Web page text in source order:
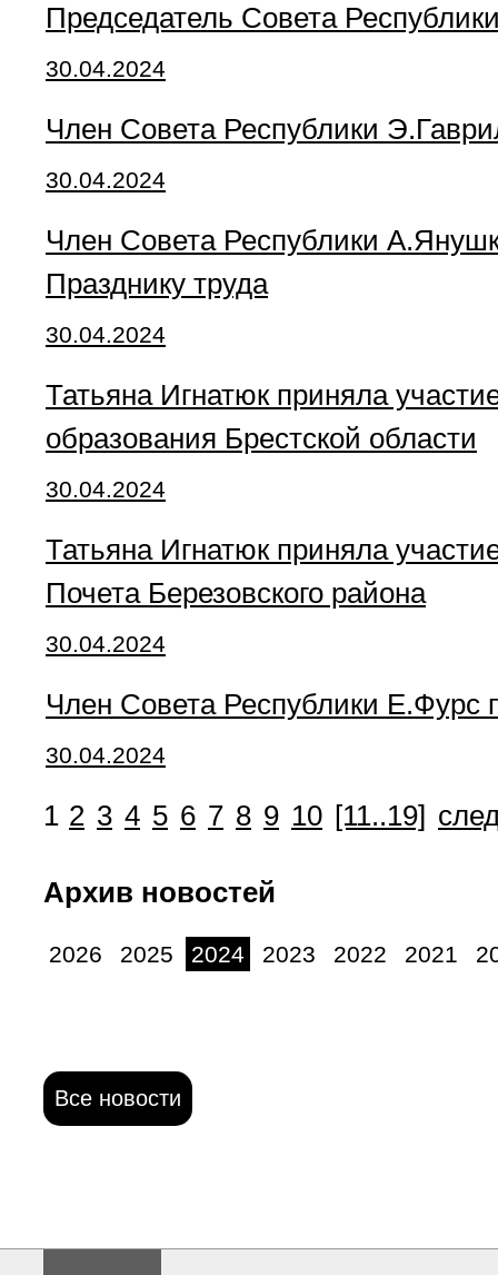
Председатель Совета
30.04.2024
Член Совета Республики
30.04.2024
Член Совета Республики
Празднику труда
30.04.2024
Татьяна Игнатюк приняла
образования Брестской области
30.04.2024
Татьяна Игнатюк приняла
Почета Березовского района
30.04.2024
Член Совета Республики Е.Фурс
30.04.2024
1 2 3 4 5 6 7 8 9 10 [11..19]
Архив новостей
2026 2025 2024 2023 2022 2021
Все новости